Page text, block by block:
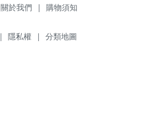
關於我們 | 購物須知
| 隱私權 | 分類地圖